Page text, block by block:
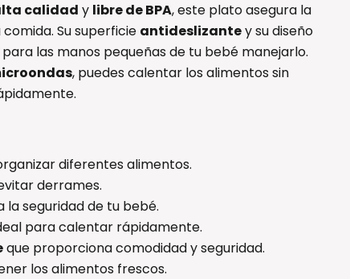
calidad y libre de BPA, este plato asegura la
Su superficie antideslizantey su diseño
las manos pequeñas de tu bebé manejarlo.
, puedes calentar los alimentos sin
diferentes alimentos.
derrames.
la seguridad de tu bebé.
para calentar rápidamente.
que proporciona comodidad y seguridad.
los alimentos frescos.